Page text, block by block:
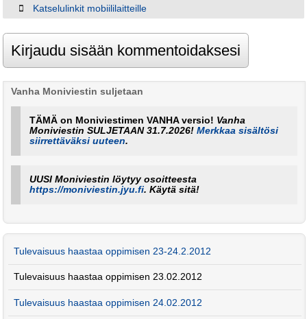
Katselulinkit mobiililaitteille
Vanha Moniviestin suljetaan
TÄMÄ on Moniviestimen VANHA versio! Vanha
Moniviestin SULJETAAN 31.7.2026!Merkkaa sisältösi
siirrettäväksi uuteen.
UUSI Moniviestin löytyy osoitteesta
https://moniviestin.jyu.fi. Käytä sitä!
Tulevaisuus haastaa oppimisen 23-24.2.2012
Tulevaisuus haastaa oppimisen 23.02.2012
Tulevaisuus haastaa oppimisen 24.02.2012